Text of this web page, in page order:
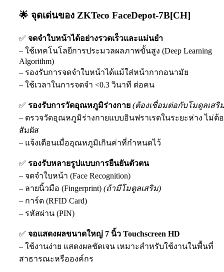
🌟 จุดเด่นของ ZKTeco FaceDepot-7B[CH]
✅ จดจำใบหน้าได้อย่างรวดเร็วและแม่นยำ
– ใช้เทคโนโลยีการประมวลผลภาพขั้นสูง (Deep Learning
Algorithm)
– รองรับการจดจำใบหน้าได้แม้ใส่หน้ากากอนามัย
– ใช้เวลาในการจดจำ <0.3 วินาที ต่อคน
✅ รองรับการวัดอุณหภูมิร่างกาย (ต้องเชื่อมต่อกับโมดูลเสริ
– ตรวจวัดอุณหภูมิร่างกายแบบอินฟราเรดในระยะห่าง ไม่ต้
สัมผัส
– แจ้งเตือนเมื่ออุณหภูมิเกินค่าที่กำหนดไว้
✅ รองรับหลายรูปแบบการยืนยันตัวตน
– จดจำใบหน้า (Face Recognition)
– ลายนิ้วมือ (Fingerprint) (ถ้ามีโมดูลเสริม)
– การ์ด (RFID Card)
– รหัสผ่าน (PIN)
✅ จอแสดงผลขนาดใหญ่ 7 นิ้ว Touchscreen HD
– ใช้งานง่าย แสดงผลชัดเจน เหมาะสำหรับใช้งานในพื้นที่
สาธารณะหรือองค์กร